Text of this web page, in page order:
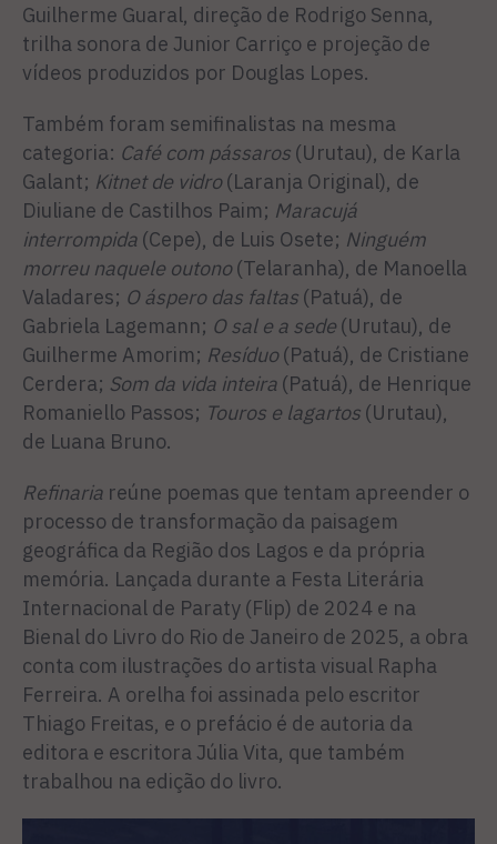
Guilherme Guaral, direção de Rodrigo Senna,
trilha sonora de Junior Carriço e projeção de
vídeos produzidos por Douglas Lopes.
Também foram semifinalistas na mesma
categoria: Café com pássaros (Urutau), de Karla
Galant; Kitnet de vidro(Laranja Original), de
Diuliane de Castilhos Paim; Maracujá
interrompida (Cepe), de Luis Osete; Ninguém
morreu naquele outono(Telaranha), de Manoella
Valadares; O áspero das faltas (Patuá), de
Gabriela Lagemann; O sal e a sede (Urutau), de
Guilherme Amorim; Resíduo(Patuá), de Cristiane
Cerdera; Som da vida inteira (Patuá), de Henrique
Romaniello Passos; Touros e lagartos (Urutau),
de Luana Bruno.
Refinaria reúne poemas que tentam apreender o
processo de transformação da paisagem
geográfica da Região dos Lagos e da própria
memória. Lançada durante a Festa Literária
Internacional de Paraty (Flip) de 2024 e na
Bienal do Livro do Rio de Janeiro de 2025, a obra
conta com ilustrações do artista visual Rapha
Ferreira. A orelha foi assinada pelo escritor
Thiago Freitas, e o prefácio é de autoria da
editora e escritora Júlia Vita, que também
trabalhou na edição do livro.